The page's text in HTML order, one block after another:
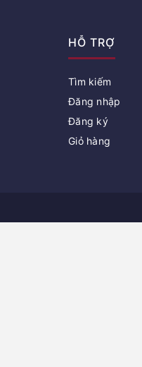
HỖ TRỢ
Tìm kiếm
Đăng nhập
Đăng ký
Giỏ hàng